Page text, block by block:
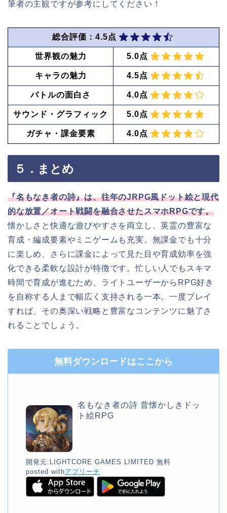
筆者の主観ですが参考にしてください！
総合評価：4.5点
世界観の魅力 5.0点
キャラの魅力 4.5点
バトルの面白さ 4.0点
サウンド・グラフィック 5.0点
ガチャ・課金要素 4.0点
５．まとめ
『名もなき者の詩』は、往年のJRPG風ドット絵と現代
的な放置／オート戦闘を融合させたスマホRPGです。
懐かしさと快適な遊びやすさを両立し、英霊の豊富な
育成・編成要素やミニゲームも充実。無課金でも十分
に楽しめ、さらに課金によって見た目や育成効率を強
化できる柔軟な設計が特徴です。忙しい人でもスキマ
時間で育成が進むため、ライトユーザーからRPG好き
を自称する人まで幅広く支持される一本。一度プレイ
すれば、その奥深い戦略と豊富なコンテンツに魅了さ
れることでしょう。
無料ダウンロードはここから
名もなき者の詩 昔懐かしきドッ
ト絵RPG
開発元: LIGHTCORE GAMES LIMITED 無料
posted withアプリーチ